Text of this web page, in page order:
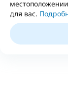
для вас.